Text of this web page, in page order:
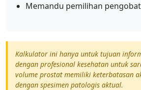
Memandu pemilihan
Kalkulator ini hanya untuk tujuan
dengan profesional kesehatan untuk
volume prostat memiliki keterbatasan
dengan spesimen patologis aktual.